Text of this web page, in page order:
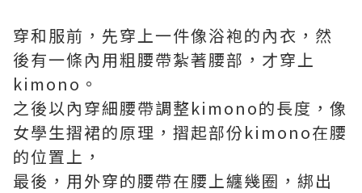
穿和服前，先穿上一件像浴袍的內衣，然
後有一條內用粗腰帶紮著腰部，才穿上
kimono。
之後以內穿細腰帶調整kimono的長度，像
女學生摺裙的原理，摺起部份kimono在腰
的位置上，
最後，用外穿的腰帶在腰上纏幾圈，綁出